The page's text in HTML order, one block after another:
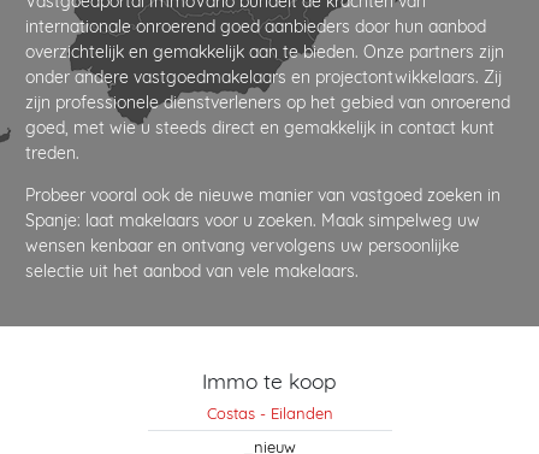
internationale onroerend goed aanbieders door hun aanbod
overzichtelijk en gemakkelijk aan te bieden. Onze partners zijn
onder andere vastgoedmakelaars en projectontwikkelaars. Zij
zijn professionele dienstverleners op het gebied van onroerend
goed, met wie u steeds direct en gemakkelijk in contact kunt
treden.
Probeer vooral ook de nieuwe manier van vastgoed zoeken in
Spanje: laat makelaars voor u zoeken. Maak simpelweg uw
wensen kenbaar en ontvang vervolgens uw persoonlijke
selectie uit het aanbod van vele makelaars.
Immo te koop
Costas - Eilanden
_nieuw